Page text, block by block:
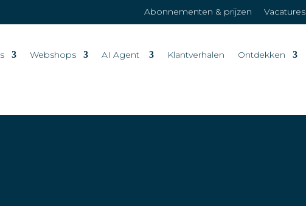
Abonnementen & prijzen Vacatures
Webshops AI Agent Klantverhalen Ontdekken